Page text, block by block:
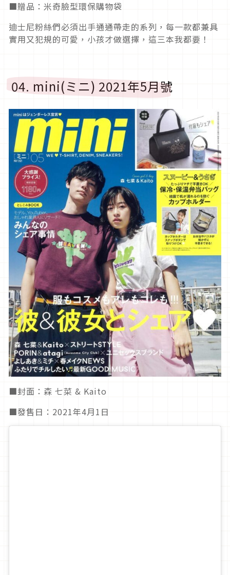
■贈品：米奇臉型環保購物袋
迪士尼粉絲們必須出手通通帶走的系列，每一款都兼具
實用又犯規的可愛，小孩才做選擇，這三本我都要！
04. mini(ミニ) 2021年5月號
■封面：森 七菜 & Kaito
■發售日：2021年4月1日